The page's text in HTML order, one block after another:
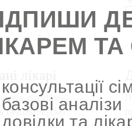
лікарі
постійно
та підвищуємо
консультації
базові аналізи
довідки та